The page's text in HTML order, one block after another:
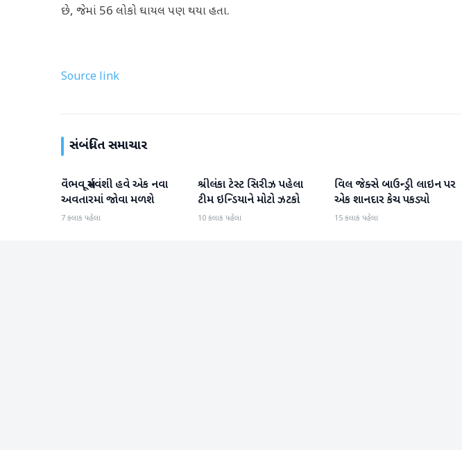
છે, જેમાં 56 લોકો ઘાયલ પણ થયા હતા.
Source link
સંબંધિત સમાચાર
રમતગમત
વૈભવ સૂર્યવંશી હવે એક નવા
અવતારમાં જોવા મળશે
7 કલાક પહેલા
રમતગમત
શ્રીલંકા ટેસ્ટ સિરીઝ પહેલા
ટીમ ઇન્ડિયાને મોટો ઝટકો
10 કલાક પહેલા
રમતગમત
વિલ જેક્સે બાઉન્ડ્રી લાઇન પર
એક શાનદાર કેચ પકડ્યો
15 કલાક પહેલા